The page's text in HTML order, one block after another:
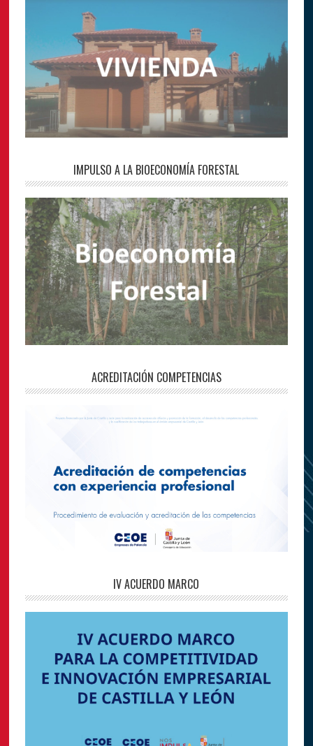
IMPULSO A LA BIOECONOMÍA FORESTAL
ACREDITACIÓN COMPETENCIAS
IV ACUERDO MARCO